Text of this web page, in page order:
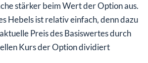
stärker beim Wert der Option aus.
Hebels ist relativ einfach, denn dazu
Preis des Basiswertes durch
Kurs der Option dividiert